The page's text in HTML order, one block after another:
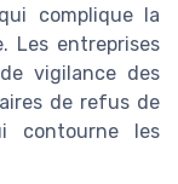
complique la
Les entreprises
vigilance des
de refus de
contourne les